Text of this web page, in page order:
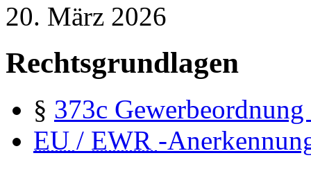
20. März 2026
Rechtsgrundlagen
§ 373c
EU / EWR -